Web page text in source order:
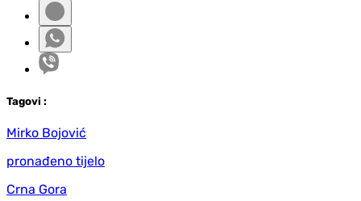
Tagovi :
Mirko Bojović
pronađeno tijelo
Crna Gora